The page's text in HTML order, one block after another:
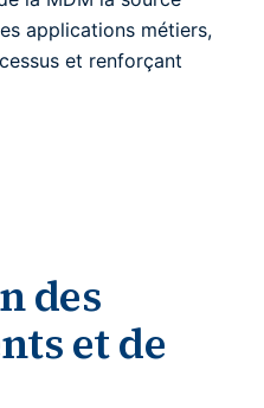
applications métiers,
et renforçant
des
et de